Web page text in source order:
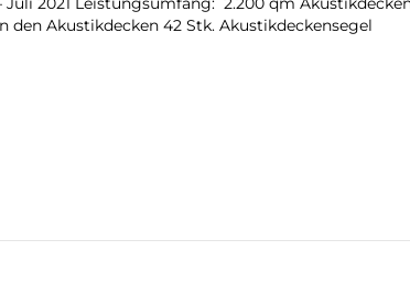
den Akustikdecken 42 Stk. Akustikdeckensegel